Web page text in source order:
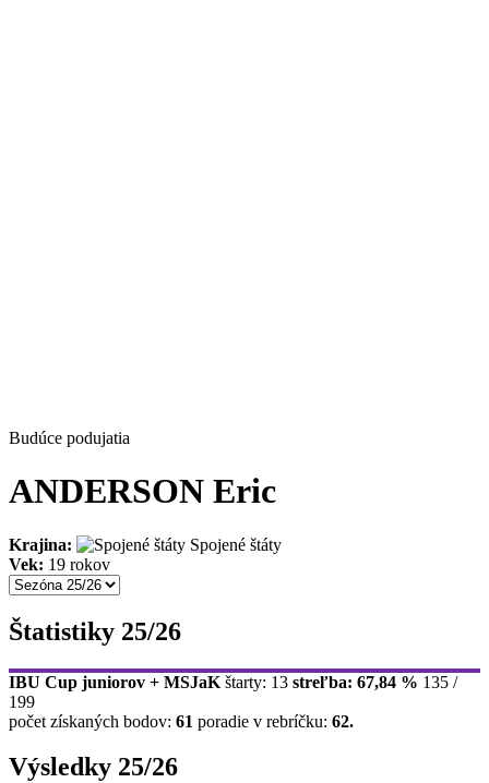
Budúce podujatia
ANDERSON Eric
Krajina:
Spojené štáty
Vek: 19 rokov
Štatistiky 25/26
IBU Cup juniorov + MSJaK štarty: 13 streľba: 67,84 % 135 /
199
počet získaných bodov: 61 poradie v rebríčku: 62.
Výsledky 25/26